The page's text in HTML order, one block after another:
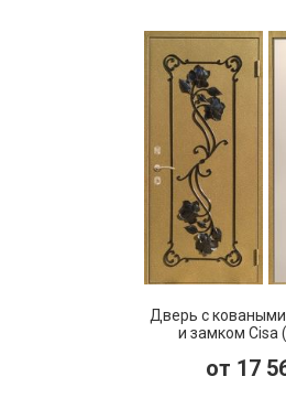
Дверь с
и замком Cisa
от 17